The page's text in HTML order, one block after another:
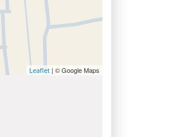
Leaflet | © Google Maps